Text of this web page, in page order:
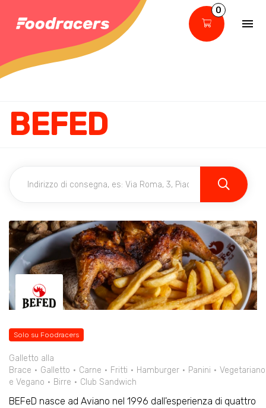
0
BEFED
Solo su Foodracers
Galletto alla
Brace
Galletto Carne Fritti Hamburger Panini
Vegetariano
e Vegano
Birre Club Sandwich
BEFeD nasce ad Aviano nel 1996 dall'esperienza di quattro